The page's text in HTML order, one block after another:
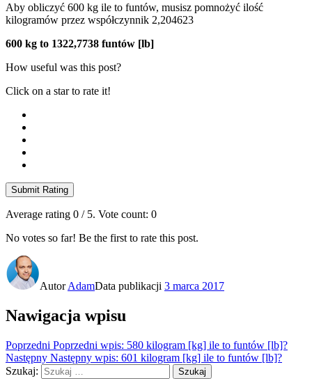
Aby obliczyć 600 kg ile to funtów, musisz pomnożyć ilość
kilogramów przez współczynnik 2,204623
600 kg to 1322,7738 funtów [lb]
How useful was this post?
Click on a star to rate it!
Submit Rating
Average rating 0 / 5. Vote count: 0
No votes so far! Be the first to rate this post.
AutorAdamData publikacji 3 marca 2017
Nawigacja wpisu
Poprzedni Poprzedni wpis: 580 kilogram [kg] ile to funtów [lb]?
Następny Następny wpis: 601 kilogram [kg] ile to funtów [lb]?
Szukaj:
Szukaj